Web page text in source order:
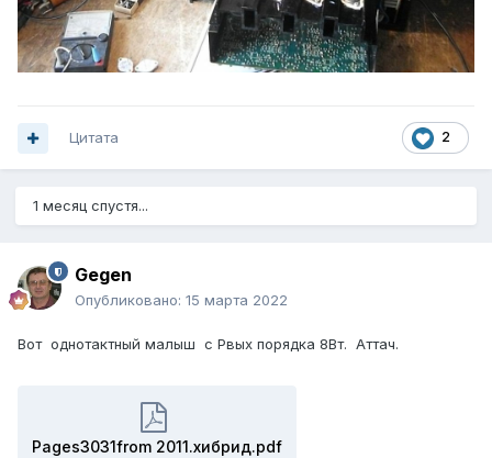
2
Цитата
1 месяц спустя...
Gegen
Опубликовано: 15 марта 2022
Вот однотактный малыш с Рвых порядка 8Вт. Аттач.
Pages3031from 2011.хибрид.pdf